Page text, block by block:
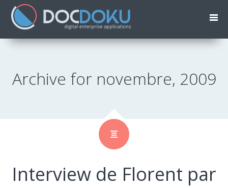
Archive for novembre, 2009
Interview de Florent par